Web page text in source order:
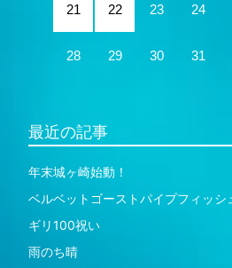
21 22 23 24
28 29 30 31
最近の記事
年末城ヶ崎始動！
ベルベットゴーストパイプフィッシ
ギリ100祝い
雨のち晴